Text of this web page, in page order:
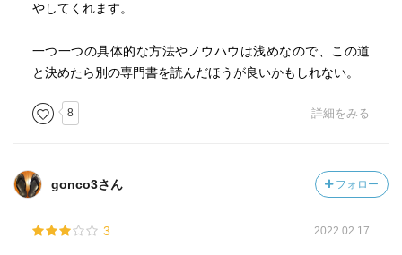
やしてくれます。
一つ一つの具体的な方法やノウハウは浅めなので、この道
と決めたら別の専門書を読んだほうが良いかもしれない。
8 詳細をみる
gonco3さん フォロー
3 2022.02.17